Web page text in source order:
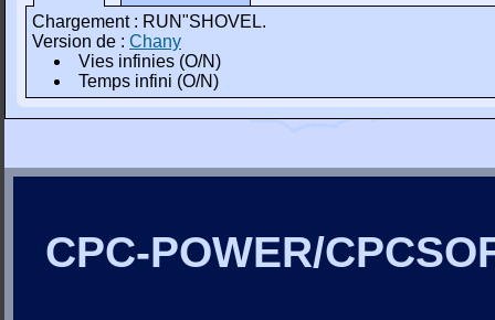
Chargement : RUN"SHOVEL.
Version de : Chany
Vies infinies (O/N)
Temps infini (O/N)
CPC-POWER/